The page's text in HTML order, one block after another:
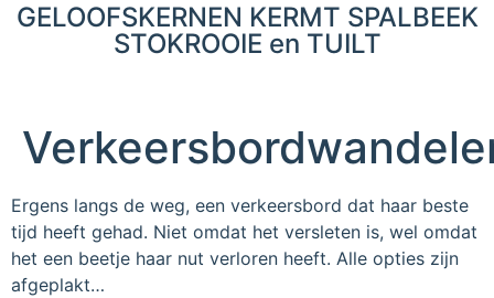
GELOOFSKERNEN KERMT SPALBEEK
STOKROOIE en TUILT
Ergens langs de weg, een verkeersbord dat haar beste
tijd heeft gehad. Niet omdat het versleten is, wel omdat
het een beetje haar nut verloren heeft. Alle opties zijn
afgeplakt…